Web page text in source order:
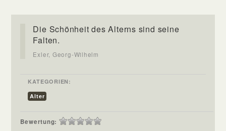
Die Schönheit des Alterns sind seine
Falten.
Exler, Georg-Wilhelm
KATEGORIEN:
Alter
Bewertung: